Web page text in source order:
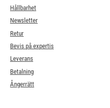
Hållbarhet
Newsletter
Retur
Bevis på expertis
Leverans
Betalning
Ångerrätt